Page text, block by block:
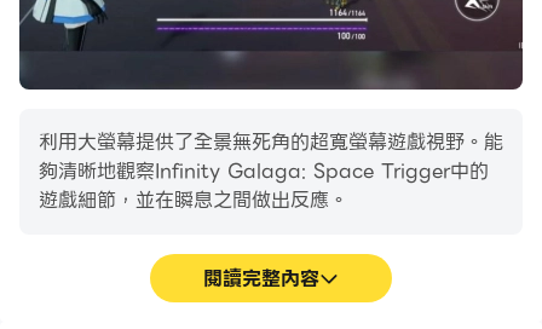
大量的 x 因素將在銀河戰中產生影響，從而使每次運行都
獨一無二。您可以一次又一次地快速挑戰關卡，同時嘗試最
好的技能組合來推進您的太空冒險！
👍怎麼玩
- 滑動以控制你的飛船並躲避敵人的子彈。
利用大螢幕提供了全景無死角的超寬螢幕遊戲視野。能
夠清晰地觀察Infinity Galaga: Space Trigger中的
遊戲細節，並在瞬息之間做出反應。
閱讀完整內容